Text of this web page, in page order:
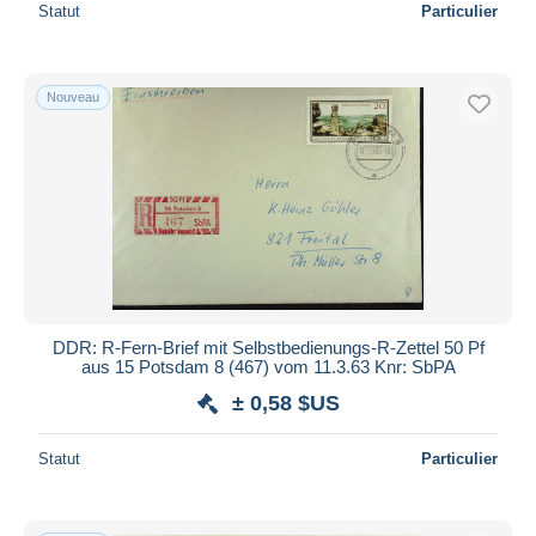
Statut Particulier
Nouveau
DDR: R-Fern-Brief mit Selbstbedienungs-R-Zettel 50 Pf
aus 15 Potsdam 8 (467) vom 11.3.63 Knr: SbPA
± 0,58 $US
Statut Particulier